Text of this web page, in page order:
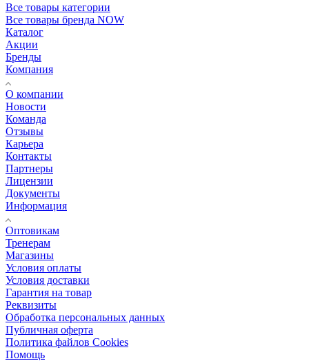
Все товары категории
Все товары бренда NOW
Каталог
Акции
Бренды
Компания
О компании
Новости
Команда
Отзывы
Карьера
Контакты
Партнеры
Лицензии
Документы
Информация
Оптовикам
Тренерам
Магазины
Условия оплаты
Условия доставки
Гарантия на товар
Реквизиты
Обработка персональных данных
Публичная оферта
Политика файлов Cookies
Помощь